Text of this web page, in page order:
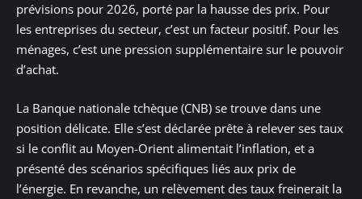
prévisions pour 2026, porté par la hausse des prix. Pour
les entreprises du secteur, c’est un facteur positif. Pour les
ménages, c’est une pression supplémentaire sur le pouvoir
d’achat.
La Banque nationale tchèque (CNB) se trouve dans une
position délicate. Elle s’est déclarée prête à relever ses taux
si le conflit au Moyen-Orient alimentait l’inflation, et a
présenté des scénarios spécifiques liés aux prix de
l’énergie. En revanche, un relèvement des taux freinerait la